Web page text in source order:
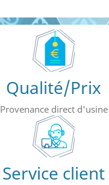
Qualité/Prix
Provenance direct d'usine
Service client